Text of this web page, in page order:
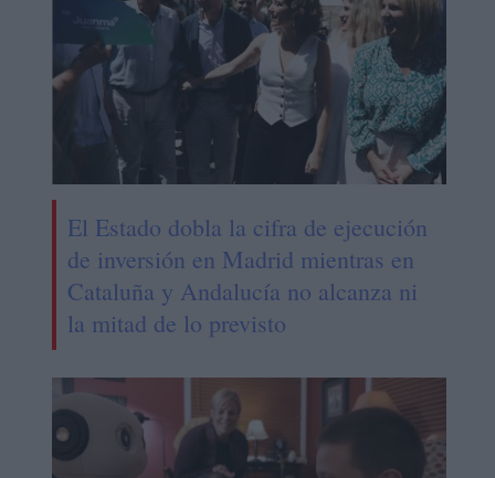
El Estado dobla la cifra de ejecución
de inversión en Madrid mientras en
Cataluña y Andalucía no alcanza ni
la mitad de lo previsto